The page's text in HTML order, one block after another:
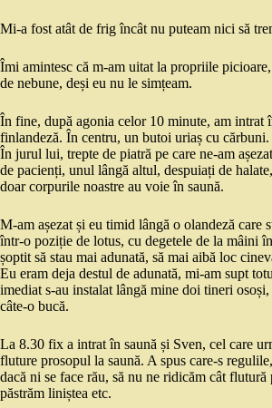
Mi-a fost atât de frig încât nu puteam nici să
Îmi amintesc că m-am uitat la propriile picioare,
de nebune, deși eu nu le simțeam.
În fine, după agonia celor 10 minute, am intrat
finlandeză. În centru, un butoi uriaș cu cărbuni.
În jurul lui, trepte de piatră pe care ne-am
de pacienți, unul lângă altul, despuiați de
doar corpurile noastre au voie în saună.
M-am așezat și eu timid lângă o olandeză care
într-o poziție de lotus, cu degetele de la mâini
șoptit să stau mai adunată, să mai aibă loc
Eu eram deja destul de adunată, mi-am supt
imediat s-au instalat lângă mine doi tineri
câte-o bucă.
La 8.30 fix a intrat în saună și Sven, cel care
fluture prosopul la saună. A spus care-s
dacă ni se face rău, să nu ne ridicăm cât flutură
păstrăm liniștea etc.